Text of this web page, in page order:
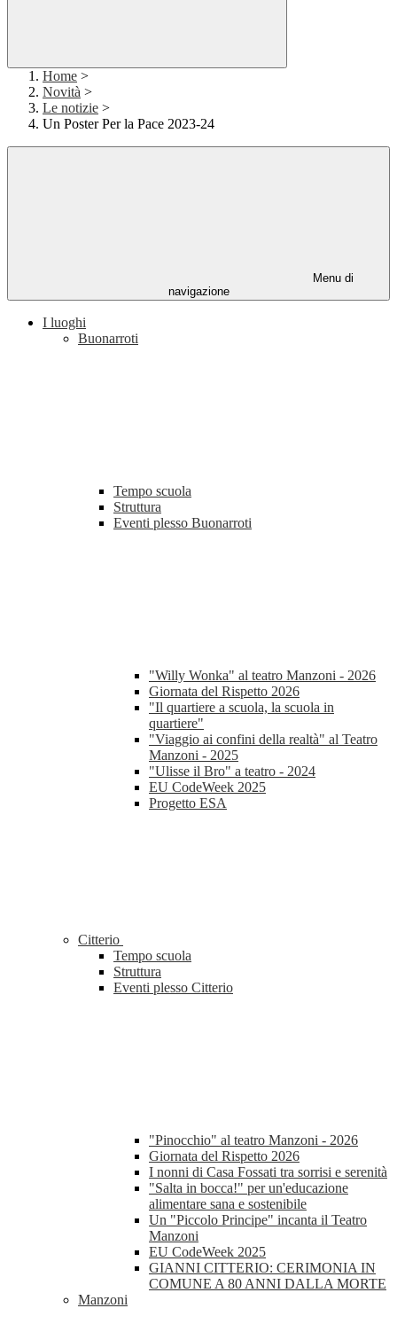
Home >
Novità >
Le notizie >
Un Poster Per la Pace 2023-24
Menu di
navigazione
I luoghi
Buonarroti
Tempo scuola
Struttura
Eventi plesso Buonarroti
"Willy Wonka" al teatro Manzoni - 2026
Giornata del Rispetto 2026
"Il quartiere a scuola, la scuola in
quartiere"
"Viaggio ai confini della realtà" al Teatro
Manzoni - 2025
"Ulisse il Bro" a teatro - 2024
EU CodeWeek 2025
Progetto ESA
Citterio
Tempo scuola
Struttura
Eventi plesso Citterio
"Pinocchio" al teatro Manzoni - 2026
Giornata del Rispetto 2026
I nonni di Casa Fossati tra sorrisi e serenità
"Salta in bocca!" per un'educazione
alimentare sana e sostenibile
Un "Piccolo Principe" incanta il Teatro
Manzoni
EU CodeWeek 2025
GIANNI CITTERIO: CERIMONIA IN
COMUNE A 80 ANNI DALLA MORTE
Manzoni